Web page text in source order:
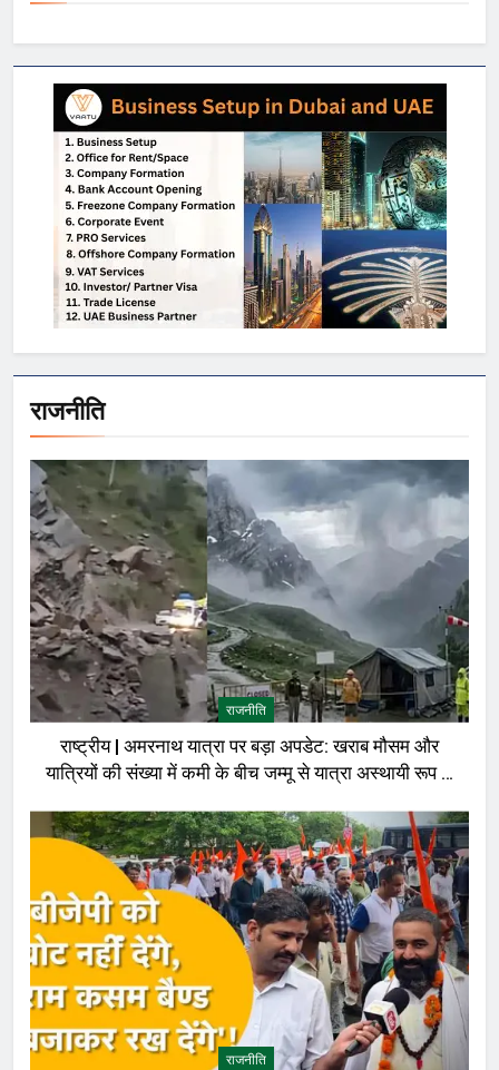
राजनीति
राजनीति
राष्ट्रीय | अमरनाथ यात्रा पर बड़ा अपडेट: खराब मौसम और
यात्रियों की संख्या में कमी के बीच जम्मू से यात्रा अस्थायी रूप से
राजनीति